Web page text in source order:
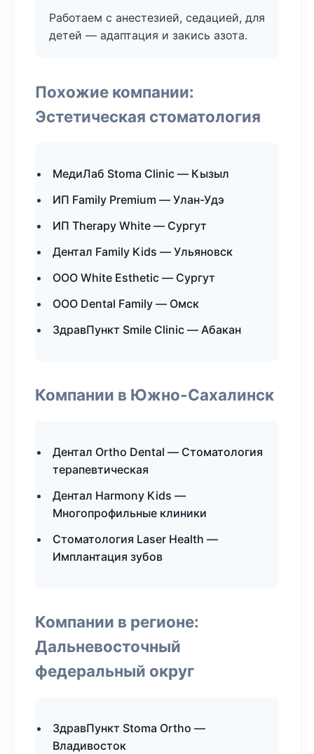
Работаем с анестезией, седацией, для
детей — адаптация и закись азота.
Похожие компании:
Эстетическая стоматология
МедиЛаб Stoma Clinic — Кызыл
ИП Family Premium — Улан-Удэ
ИП Therapy White — Сургут
Дентал Family Kids — Ульяновск
ООО White Esthetic — Сургут
ООО Dental Family — Омск
ЗдравПункт Smile Clinic — Абакан
Компании в Южно-Сахалинск
Дентал Ortho Dental — Стоматология
терапевтическая
Дентал Harmony Kids —
Многопрофильные клиники
Стоматология Laser Health —
Имплантация зубов
Компании в регионе:
Дальневосточный
федеральный округ
ЗдравПункт Stoma Ortho —
Владивосток